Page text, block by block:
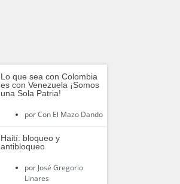
Lo que sea con Colombia
es con Venezuela ¡Somos
una Sola Patria!
porCon El Mazo Dando
Haití: bloqueo y
antibloqueo
porJosé Gregorio
Linares